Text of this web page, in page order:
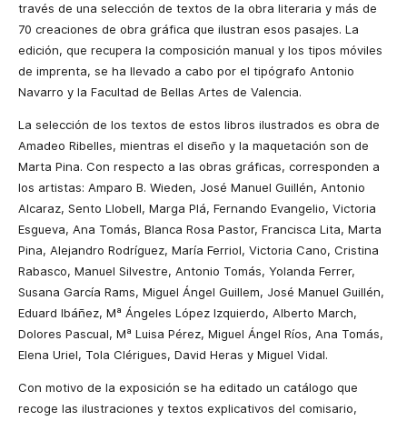
través de una selección de textos de la obra literaria y más de
70 creaciones de obra gráfica que ilustran esos pasajes. La
edición, que recupera la composición manual y los tipos móviles
de imprenta, se ha llevado a cabo por el tipógrafo Antonio
Navarro y la Facultad de Bellas Artes de Valencia.
La selección de los textos de estos libros ilustrados es obra de
Amadeo Ribelles, mientras el diseño y la maquetación son de
Marta Pina. Con respecto a las obras gráficas, corresponden a
los artistas: Amparo B. Wieden, José Manuel Guillén, Antonio
Alcaraz, Sento Llobell, Marga Plá, Fernando Evangelio, Victoria
Esgueva, Ana Tomás, Blanca Rosa Pastor, Francisca Lita, Marta
Pina, Alejandro Rodríguez, María Ferriol, Victoria Cano, Cristina
Rabasco, Manuel Silvestre, Antonio Tomás, Yolanda Ferrer,
Susana García Rams, Miguel Ángel Guillem, José Manuel Guillén,
Eduard Ibáñez, Mª Ángeles López Izquierdo, Alberto March,
Dolores Pascual, Mª Luisa Pérez, Miguel Ángel Ríos, Ana Tomás,
Elena Uriel, Tola Clérigues, David Heras y Miguel Vidal.
Con motivo de la exposición se ha editado un catálogo que
recoge las ilustraciones y textos explicativos del comisario,